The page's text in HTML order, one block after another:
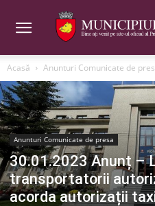
Acasă Anunturi Comunicate de
Anunturi Comunicate de presa
30.01.2023 Anunț –
transportatorii
acorda autorizații